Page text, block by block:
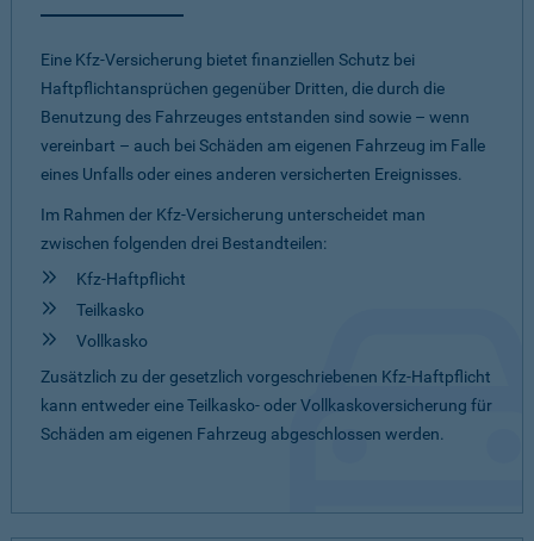
Eine Kfz-Versicherung bietet finanziellen Schutz bei
Haftpflichtansprüchen gegenüber Dritten, die durch die
Benutzung des Fahrzeuges entstanden sind sowie – wenn
vereinbart – auch bei Schäden am eigenen Fahrzeug im Falle
eines Unfalls oder eines anderen versicherten Ereignisses.
Im Rahmen der Kfz-Versicherung unterscheidet man
zwischen folgenden drei Bestandteilen:
Kfz-Haftpflicht
Teilkasko
Vollkasko
Zusätzlich zu der gesetzlich vorgeschriebenen Kfz-Haftpflicht
kann entweder eine Teilkasko- oder Vollkaskoversicherung für
Schäden am eigenen Fahrzeug abgeschlossen werden.